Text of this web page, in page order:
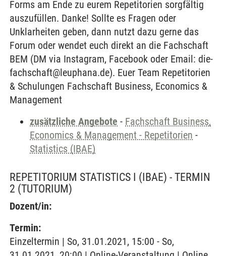
Forms am Ende zu eurem Repetitorien sorgfältig
auszufüllen. Danke! Sollte es Fragen oder
Unklarheiten geben, dann nutzt dazu gerne das
Forum oder wendet euch direkt an die Fachschaft
BEM (DM via Instagram, Facebook oder Email: die-
fachschaft@leuphana.de). Euer Team Repetitorien
& Schulungen Fachschaft Business, Economics &
Management
zusätzliche Angebote - Fachschaft Business,
Economics & Management - Repetitorien -
Statistics (IBAE)
REPETITORIUM STATISTICS I (IBAE) - TERMIN
2 (TUTORIUM)
Dozent/in:
Termin:
Einzeltermin | So, 31.01.2021, 15:00 - So,